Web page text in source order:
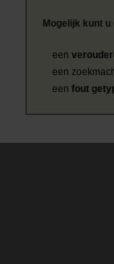
Mogelijk kunt u
een
een
een fout